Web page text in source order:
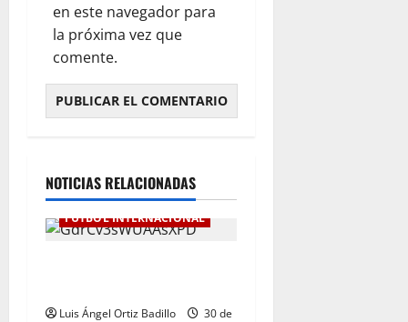
en este navegador para
la próxima vez que
comente.
NOTICIAS RELACIONADAS
FÚTBOL INTERNACIONAL
Luis Ángel Ortiz Badillo
30 de